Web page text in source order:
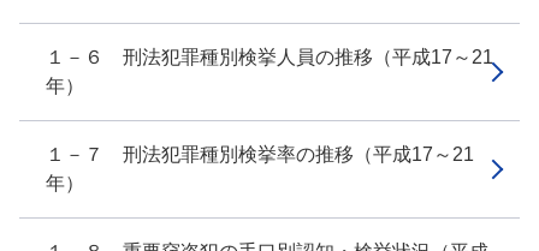
１－６ 刑法犯罪種別検挙人員の推移（平成17～21
年）
１－７ 刑法犯罪種別検挙率の推移（平成17～21
年）